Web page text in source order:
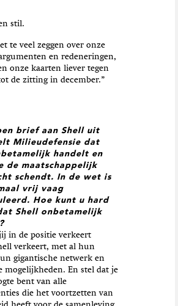
stil.
te veel zeggen over onze
en redeneringen,
onze kaarten liever tegen
de zitting in december.”
brief aan Shell uit
Milieudefensie dat
handelt en
de maatschappelijk
schendt. In de wet is
vrij vaag
Hoe kunt u hard
Shell onbetamelijk
in de positie verkeert
verkeert, met al hun
gigantische netwerk en
mogelijkheden. En stel dat je
bent van alle
die het voortzetten van